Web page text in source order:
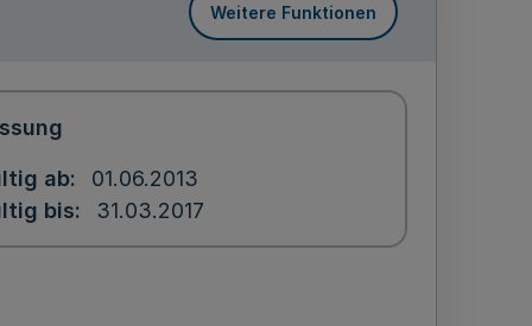
Weitere Funktionen
ab
01.06.2013
bis
31.03.2017